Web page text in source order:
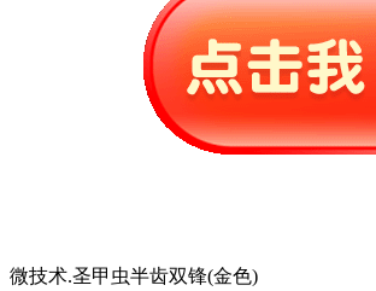
微技术.圣甲虫半齿双锋(金色)